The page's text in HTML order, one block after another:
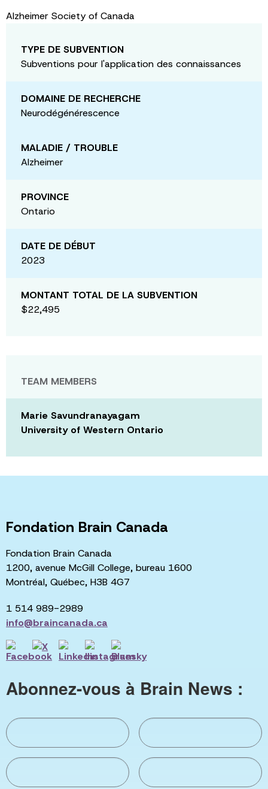
Alzheimer Society of Canada
TYPE DE SUBVENTION
Subventions pour l'application des connaissances
DOMAINE DE RECHERCHE
Neurodégénérescence
MALADIE / TROUBLE
Alzheimer
PROVINCE
Ontario
DATE DE DÉBUT
2023
MONTANT TOTAL DE LA SUBVENTION
$22,495
TEAM MEMBERS
Marie Savundranayagam
University of Western Ontario
Fondation Brain Canada
Fondation Brain Canada
1200, avenue McGill College, bureau 1600
Montréal, Québec, H3B 4G7
1 514 989-2989
info@braincanada.ca
Abonnez-vous à Brain News :